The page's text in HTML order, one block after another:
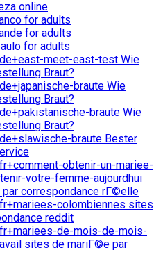
online
for adults
for adults
for adults
meet-east-test Wie
Braut?
braute Wie
Braut?
braute Wie
Braut?
braute Bester
obtenir-un-mariee-
votre-femme-aujourdhui
correspondance rГ©elle
colombiennes sites
reddit
de-mois-de-mois-
sites de mariГ©e par